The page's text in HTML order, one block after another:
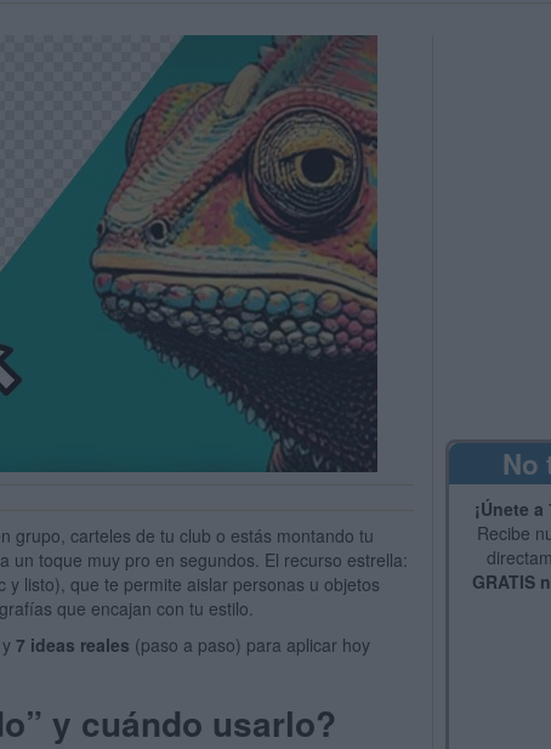
grupo, carteles de tu club o estás montando tu
un toque muy pro en segundos. El recurso estrella:
y listo), que te permite aislar personas u objetos
que encajan con tu estilo.
7 ideas reales (paso a paso) para aplicar hoy
y cuándo usarlo?
No
¡Únete
Recibe
GRATIS